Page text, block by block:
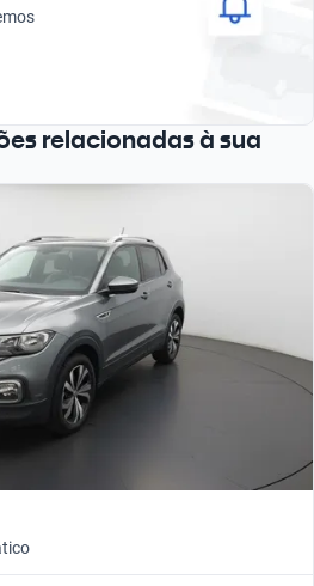
relacionadas à sua